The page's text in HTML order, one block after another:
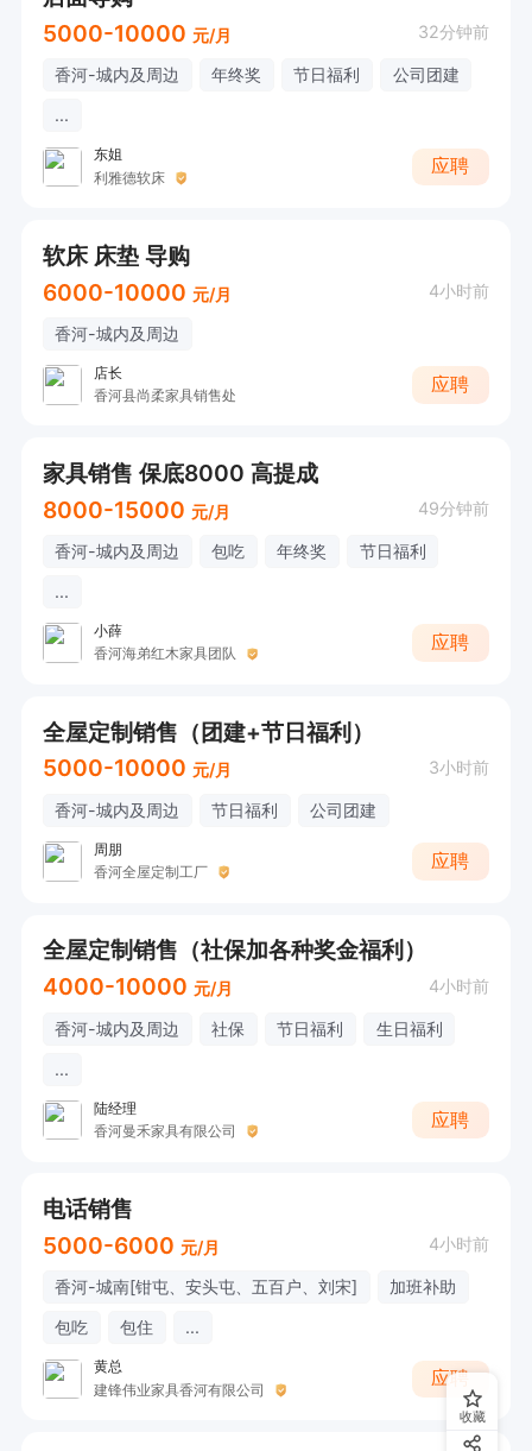
5000-10000 元/月 32分钟前
香河-城内及周边 年终奖 节日福利
公司团建
...
东姐
利雅德软床
应聘
软床 床垫 导购
6000-10000 元/月 4小时前
香河-城内及周边
店长
香河县尚柔家具销售处
应聘
家具销售 保底8000 高提成
8000-15000 元/月 49分钟前
香河-城内及周边 包吃 年终奖
节日福利
...
小薛
香河海弟红木家具团队
应聘
全屋定制销售（团建+节日福利）
5000-10000 元/月 3小时前
香河-城内及周边 节日福利 公司团建
周朋
香河全屋定制工厂
应聘
全屋定制销售（社保加各种奖金福利）
4000-10000 元/月 4小时前
香河-城内及周边 社保 节日福利
生日福利
...
陆经理
香河曼禾家具有限公司
应聘
电话销售
5000-6000 元/月 4小时前
香河-城南[钳屯、安头屯、五百户、刘宋]
加班补助
包吃
包住 ...
黄总
建锋伟业家具香河有限公司
应聘
收藏